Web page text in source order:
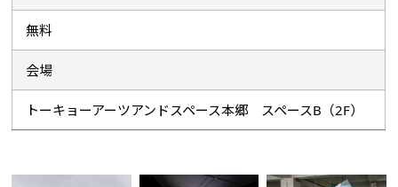
無料
会場
トーキョーアーツアンドスペース本郷 スペースB（2F）